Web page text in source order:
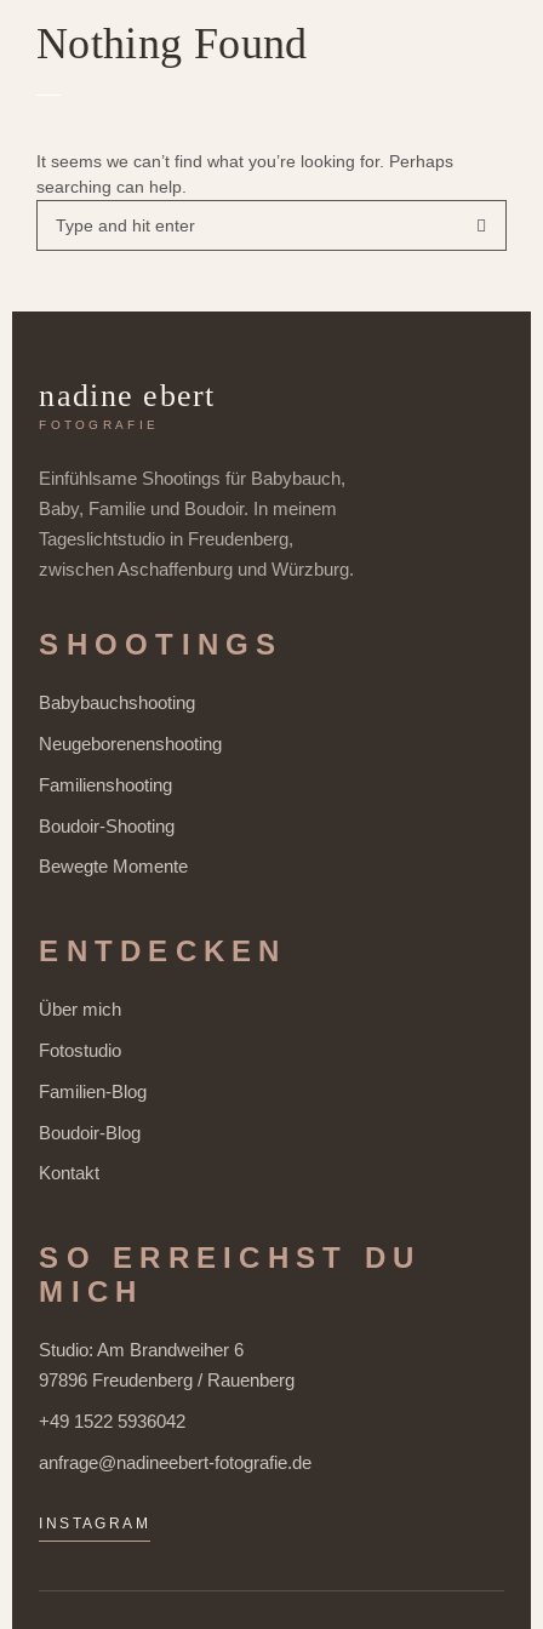
Nothing Found
It seems we can’t find what you’re looking for. Perhaps
searching can help.
nadine ebert
FOTOGRAFIE
Einfühlsame Shootings für Babybauch,
Baby, Familie und Boudoir. In meinem
Tageslichtstudio in Freudenberg,
zwischen Aschaffenburg und Würzburg.
SHOOTINGS
Babybauchshooting
Neugeborenenshooting
Familienshooting
Boudoir-Shooting
Bewegte Momente
ENTDECKEN
Über mich
Fotostudio
Familien-Blog
Boudoir-Blog
Kontakt
SO ERREICHST DU
MICH
Studio: Am Brandweiher 6
97896 Freudenberg / Rauenberg
+49 1522 5936042
anfrage@nadineebert-fotografie.de
INSTAGRAM